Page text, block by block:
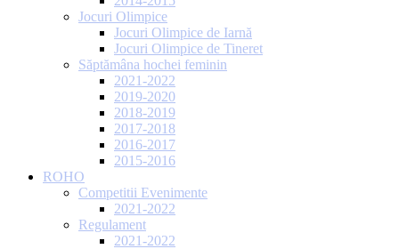
Jocuri Olimpice
Jocuri Olimpice de Iarnă
Jocuri Olimpice de Tineret
Săptămâna hochei feminin
2021-2022
2019-2020
2018-2019
2017-2018
2016-2017
2015-2016
ROHO
Competitii Evenimente
2021-2022
Regulament
2021-2022